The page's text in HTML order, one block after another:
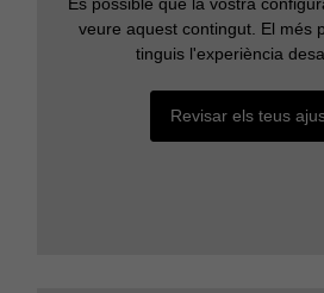
És possible que la vostra
veure aquest contingut. El més
tinguis l'experiència
Revisar els teus